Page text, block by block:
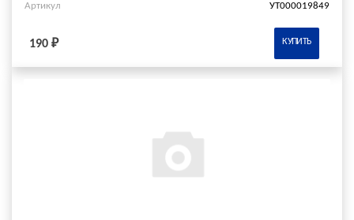
Артикул УТ000019849
190 ₽ КУПИТЬ